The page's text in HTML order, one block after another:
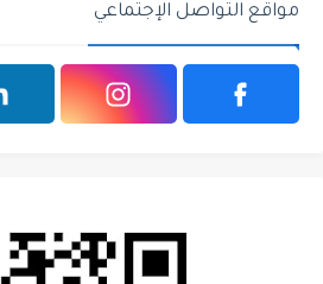
مواقع التواصل الإجتماعي